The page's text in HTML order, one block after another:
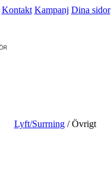
Kontakt Kampanj Dina sidor
Lyft/Surrning/ Övrigt